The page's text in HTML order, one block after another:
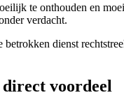
te onthouden en
verdacht.
dienst
voordeel